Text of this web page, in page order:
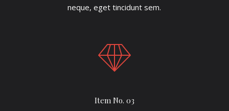
neque, eget tincidunt sem.
Item No. 03